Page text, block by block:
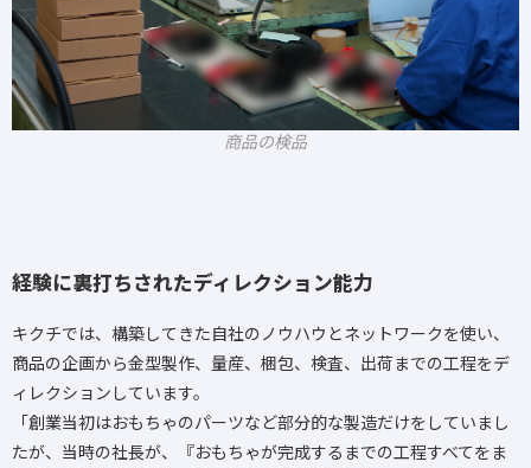
商品の検品
経験に裏打ちされたディレクション能力
キクチでは、構築してきた自社のノウハウとネットワークを使い、
商品の企画から金型製作、量産、梱包、検査、出荷までの工程をデ
ィレクションしています。
「創業当初はおもちゃのパーツなど部分的な製造だけをしていまし
たが、当時の社長が、『おもちゃが完成するまでの工程すべてをま